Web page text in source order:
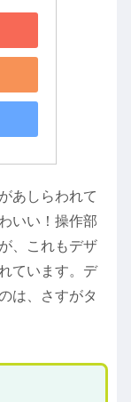
あしらわれて
いい！操作部
、これもデザ
ています。デ
は、さすがタ